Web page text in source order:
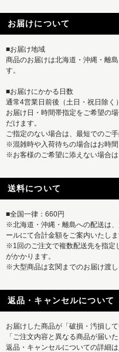
お届けについて
■お届け地域
商品のお届けは北海道・沖縄・離
す。
■お届けにかかる日数
通常4営業日前後（土日・祝日除く
お届け日・時間帯指定をご希望の
だけます。
ご指定のない場合は、最短でのご手
※混雑時や入荷待ちの場合はお時間
※お客様のご希望に添えない場合は
送料について
■全国一律：660円
※北海道・沖縄・離島への配送は
ールにて合計金額をご案内いたしま
※1回のご注文で複数配送先を指定
がかかります。
※大型商品は玄関までのお届け渡し
返品・キャンセルについて
お届けした商品が「破損・汚損し
「ご注文内容と異なる商品が届い
返品・キャンセルについての詳細は